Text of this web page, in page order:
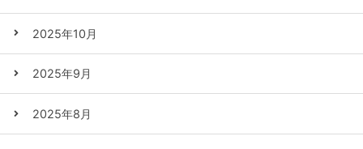
2025年10月
2025年9月
2025年8月